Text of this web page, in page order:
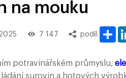
na mouku
7 147 podíl:
potravinářském průmyslu,
surovin a hotových